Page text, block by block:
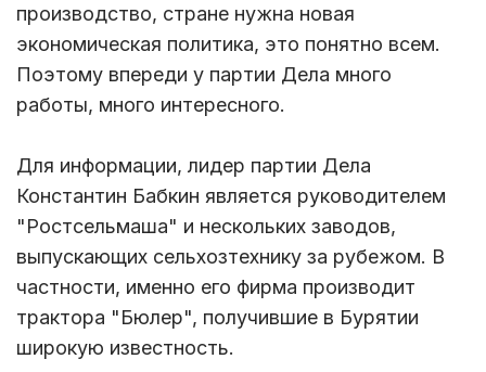
производство, стране нужна новая
экономическая политика, это понятно всем.
Поэтому впереди у партии Дела много
работы, много интересного.
Для информации, лидер партии Дела
Константин Бабкин является руководителем
"Ростсельмаша" и нескольких заводов,
выпускающих сельхозтехнику за рубежом. В
частности, именно его фирма производит
трактора "Бюлер", получившие в Бурятии
широкую известность.